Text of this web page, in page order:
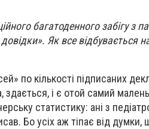
багатоденного забігу з
Як все відбувається
» по кількості підписаних
і є отой самий
статистику: ані з
Бо усіх аж тіпає від